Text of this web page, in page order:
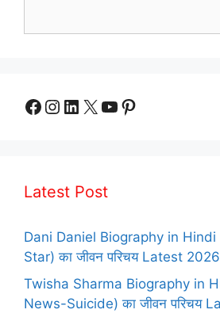
Facebook
Instagram
LinkedIn
X YouTube
Pinterest
Latest Post
Dani Daniel Biography in Hindi |
Star) का जीवन परिचय Latest 2026
Twisha Sharma Biography in
News-Suicide) का जीवन परिचय